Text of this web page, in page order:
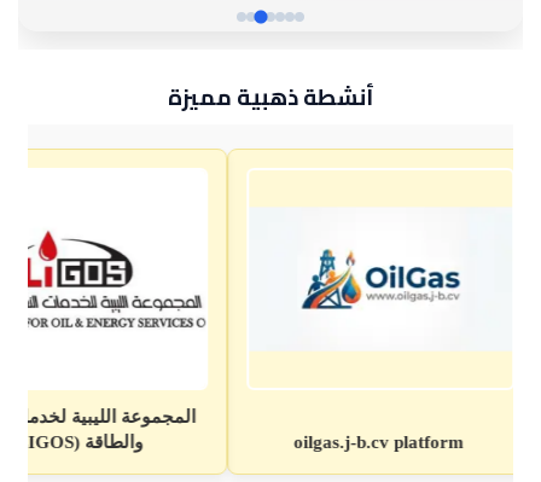
أنشطة ذهبية مميزة